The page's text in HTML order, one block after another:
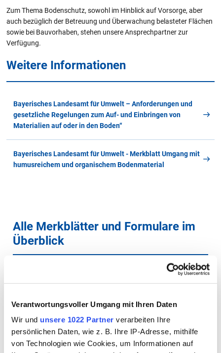
Verantwortungsvoller Umgang mit Ihren Daten
Wir und unsere 1022 Partner verarbeiten Ihre
persönlichen Daten, wie z. B. Ihre IP-Adresse, mithilfe
von Technologien wie Cookies, um Informationen auf
Zum Thema Bodenschutz, sowohl im Hinblick auf Vorsorge, aber
auch bezüglich der Betreuung und Überwachung belasteter Flächen
sowie bei Bauvorhaben, stehen unsere Ansprechpartner zur
Verfügung.
Weitere Informationen
Bayerisches Landesamt für Umwelt – Anforderungen und
gesetzliche Regelungen zum Auf- und Einbringen von
Materialien auf oder in den Boden“
Bayerisches Landesamt für Umwelt - Merkblatt Umgang mit
humusreichem und organischem Bodenmaterial
Alle Merkblätter und Formulare im
Überblick
A B C D E F G H I J K L M
N O P Q R S T U V W X Y
Alle